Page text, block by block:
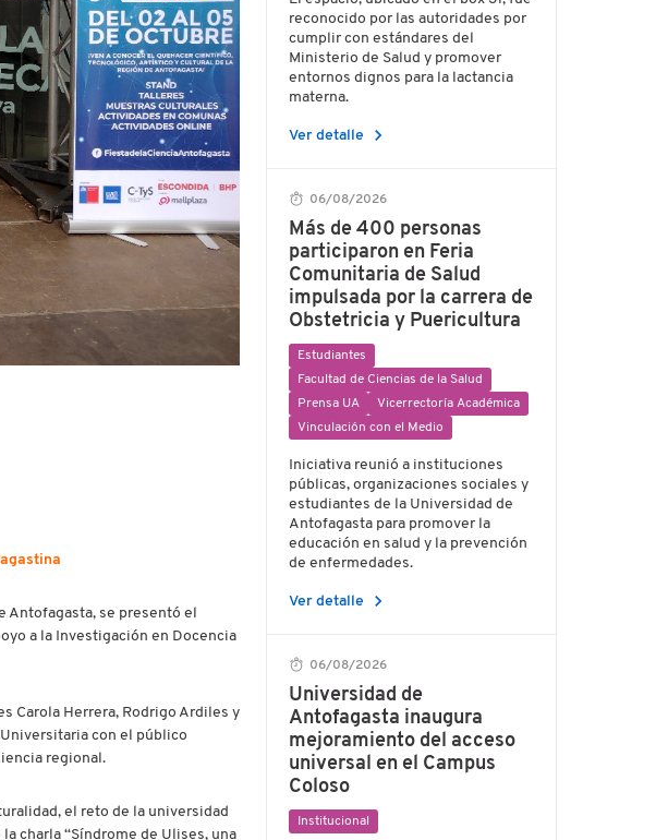
Antofagasta, se presentó el
a la Investigación en Docencia
Carola Herrera, Rodrigo Ardiles y
con el público
regional.
el reto de la universidad
charla “Síndrome de Ulises, una
reconocido por las autoridades por
cumplir con estándares del
Ministerio de Salud y promover
entornos dignos para la lactancia
materna.
Ver detalle chevron_right
06/08/2026
Más de 400 personas
participaron en Feria
Comunitaria de Salud
impulsada por la carrera de
Obstetricia y Puericultura
Estudiantes
Facultad de Ciencias de la Salud
Prensa UA
Vicerrectoría Académica
Vinculación con el Medio
Iniciativa reunió a instituciones
públicas, organizaciones sociales y
estudiantes de la Universidad de
Antofagasta para promover la
educación en salud y la prevención
de enfermedades.
Ver detalle chevron_right
06/08/2026
Universidad de
Antofagasta inaugura
mejoramiento del acceso
universal en el Campus
Coloso
Institucional